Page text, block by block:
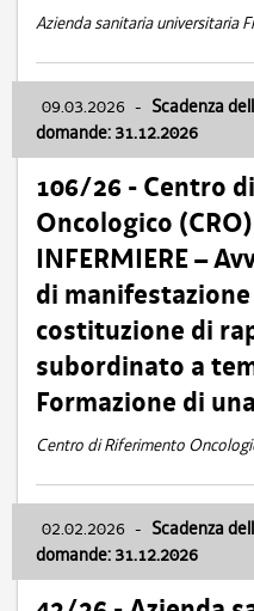
Azienda sanitaria universitaria
09.03.2026 - Scadenza
domande: 31.12.2026
106/26 - Centro
Oncologico
INFERMIERE –
di
costituzione di
subordinato a
Formazione di
Centro di Riferimento
02.02.2026 - Scadenza
domande: 31.12.2026